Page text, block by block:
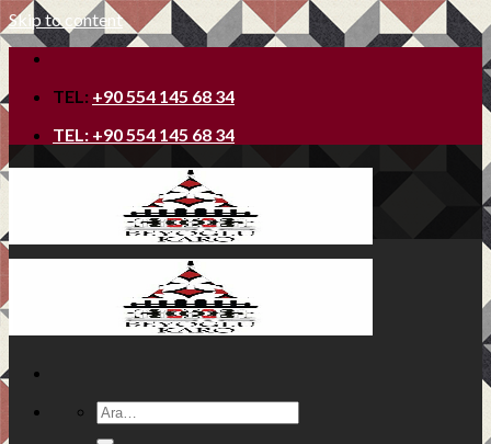
Skip to content
TEL: +90 554 145 68 34
TEL: +90 554 145 68 34